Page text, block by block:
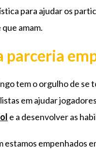
para ajudar os
amam.
parceria
tem o orgulho de se
em ajudar
e a desenvolver as
estamos empenhados